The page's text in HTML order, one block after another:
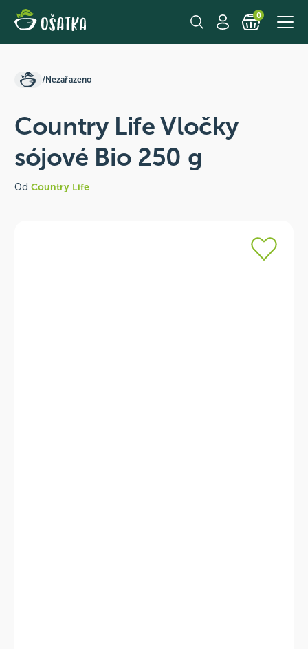
0
/Nezařazeno
Country Life Vločky
sójové Bio 250 g
Od Country Life